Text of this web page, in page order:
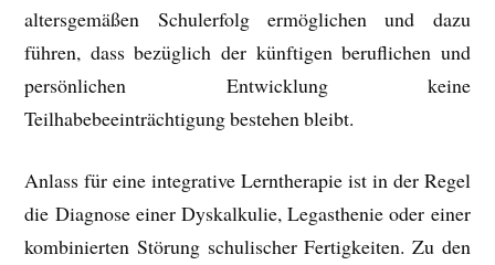
altersgemäßen Schulerfolg ermöglichen und dazu
führen, dass bezüglich der künftigen beruflichen und
persönlichen Entwicklung keine
Teilhabebeeinträchtigung bestehen bleibt.
Anlass für eine integrative Lerntherapie ist in der Regel
die Diagnose einer Dyskalkulie, Legasthenie oder einer
kombinierten Störung schulischer Fertigkeiten. Zu den